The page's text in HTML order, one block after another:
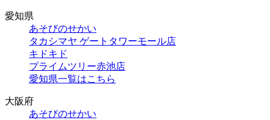
愛知県
あそびのせかい
タカシマヤ ゲートタワーモール店
キドキド
プライムツリー赤池店
愛知県一覧はこちら
大阪府
あそびのせかい